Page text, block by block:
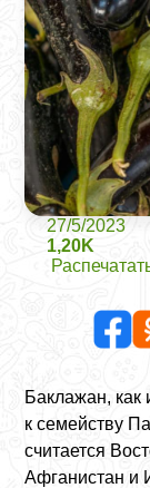
27/5/2023
1,20K
Баклажан, как
к семейству
считается
Афганистан и